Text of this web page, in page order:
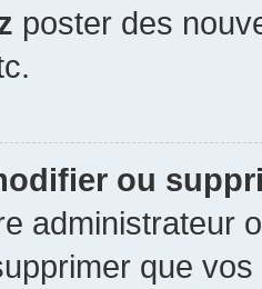
poster des
ou
administrateur
que